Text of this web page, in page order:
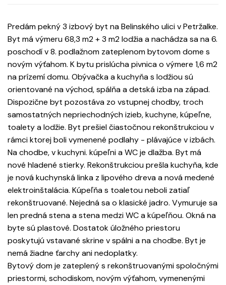
Predám pekný 3 izbový byt na Belinského ulici v Petržalke.
Byt má výmeru 68,3 m2 + 3 m2 lodžia a nachádza sa na 6.
poschodí v 8. podlažnom zateplenom bytovom dome s
novým výťahom. K bytu prislúcha pivnica o výmere 1,6 m2
na prízemí domu. Obývačka a kuchyňa s lodžiou sú
orientované na východ, spálňa a detská izba na západ.
Dispozične byt pozostáva zo vstupnej chodby, troch
samostatných nepriechodných izieb, kuchyne, kúpeľne,
toalety a lodžie. Byt prešiel čiastočnou rekonštrukciou v
rámci ktorej boli vymenené podlahy - plávajúce v izbách.
Na chodbe, v kuchyni. kúpeľni a WC je dlažba. Byt má
nové hladené stierky. Rekonštrukciou prešla kuchyňa, kde
je nová kuchynská linka z lipového dreva a nová medené
elektroinštalácia. Kúpeľňa s toaletou neboli zatiaľ
rekonštruované. Nejedná sa o klasické jadro. Vymuruje sa
len predná stena a stena medzi WC a kúpeľňou. Okná na
byte sú plastové. Dostatok úložného priestoru
poskytujú vstavané skrine v spálni a na chodbe. Byt je
nemá žiadne ťarchy ani nedoplatky.
Bytový dom je zateplený s rekonštruovanými spoločnými
priestormi, schodiskom, novým výťahom, vymenenými